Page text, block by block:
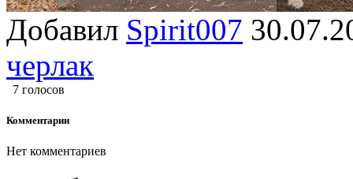
Добавил Spirit007
черлак
7 голосов
Комментарии
Нет комментариев